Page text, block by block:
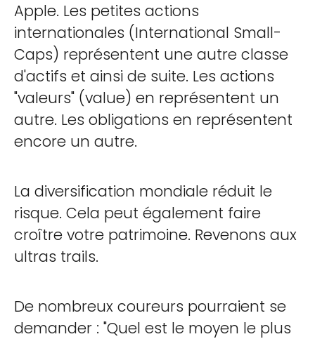
Apple. Les petites actions
internationales (International Small-
Caps) représentent une autre classe
d'actifs et ainsi de suite. Les actions
"valeurs" (value) en représentent un
autre. Les obligations en représentent
encore un autre.
La diversification mondiale réduit le
risque. Cela peut également faire
croître votre patrimoine. Revenons aux
ultras trails.
De nombreux coureurs pourraient se
demander : "Quel est le moyen le plus